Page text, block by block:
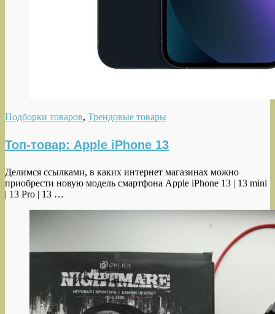
Подборки товаров, Трендовые товары
Топ-товар: Apple iPhone 13
Делимся ссылками, в каких интернет магазинах можно
приобрести новую модель смартфона Apple iPhone 13 | 13 mini
| 13 Pro | 13 …